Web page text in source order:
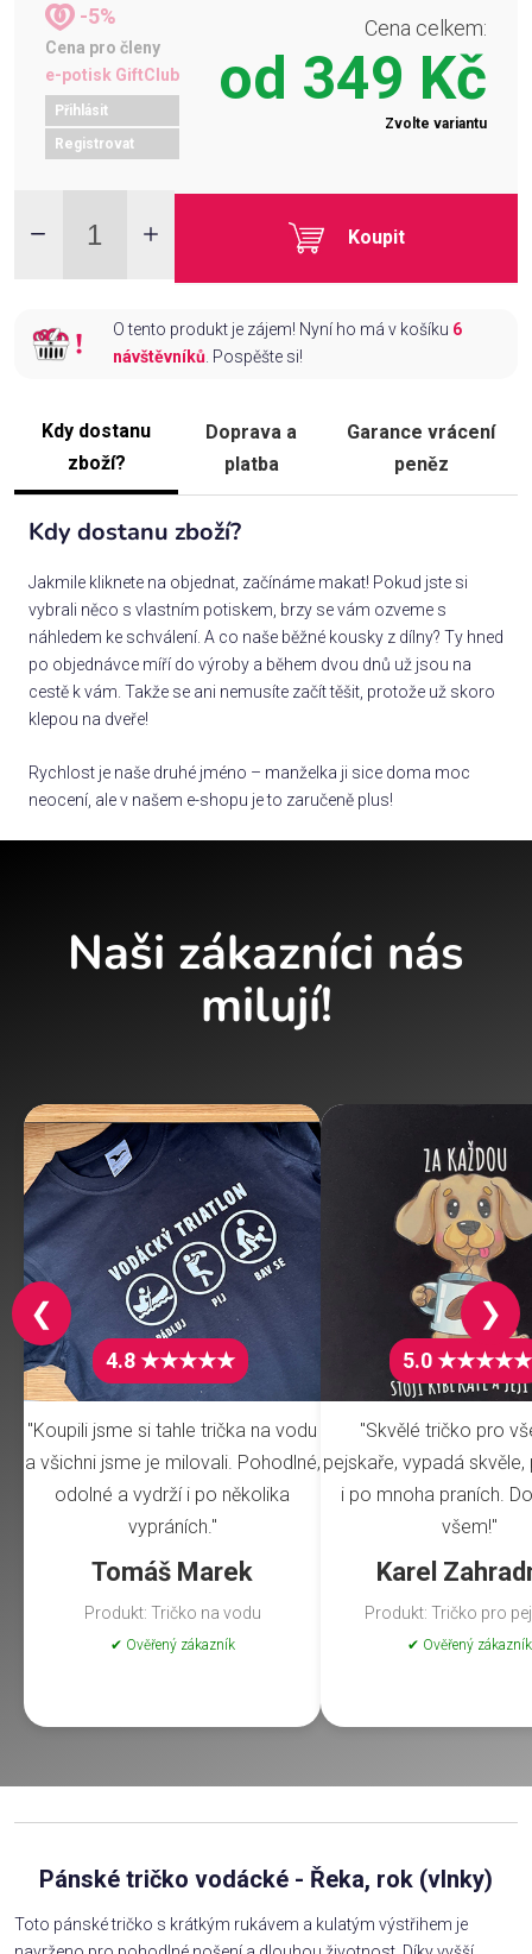
-5%
Cena pro členy
e-potisk GiftClub
Přihlásit
Registrovat
Cena celkem:
od 349 Kč
Zvolte variantu
Koupit
O tento produkt je zájem! Nyní ho má v košíku 6
návštěvníků. Pospěšte si!
Kdy dostanu
zboží?
Doprava a
platba
Garance vrácení
peněz
Kdy dostanu zboží?
Jakmile kliknete na objednat, začínáme makat! Pokud jste si
vybrali něco s vlastním potiskem, brzy se vám ozveme s
náhledem ke schválení. A co naše běžné kousky z dílny? Ty hned
po objednávce míří do výroby a během dvou dnů už jsou na
cestě k vám. Takže se ani nemusíte začít těšit, protože už skoro
klepou na dveře!
Rychlost je naše druhé jméno – manželka ji sice doma moc
neocení, ale v našem e-shopu je to zaručeně plus!
Naši zákazníci nás
milují!
4.8 ★★★★★
"Koupili jsme si tahle trička na vodu
a všichni jsme je milovali. Pohodlné,
odolné a vydrží i po několika
vypráních."
Tomáš Marek
Produkt: Tričko na vodu
✔ Ověřený zákazník
5.0 ★★★★★
"Skvělé tričko pro
pejskaře, vypadá
i po mnoha praních.
všem!"
Karel
Produkt: Tričko pro
✔ Ověřený zákazník
❮ ❯
Pánské tričko vodácké - Řeka, rok (vlnky)
Toto pánské tričko s krátkým rukávem a kulatým výstřihem je